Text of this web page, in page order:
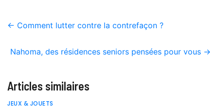
← Comment lutter contre la contrefaçon ?
Nahoma, des résidences seniors pensées pour vous →
Articles similaires
JEUX & JOUETS